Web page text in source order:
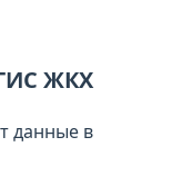
ЖКХ
данные в